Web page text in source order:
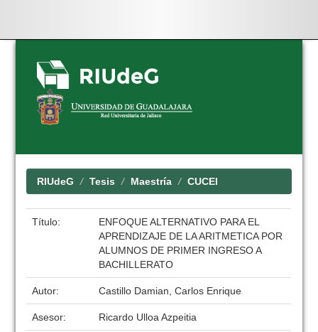
Skip
navigation
RIUdeG Tesis Maestría CUCEI
Título:
ENFOQUE ALTERNATIVO PARA EL
APRENDIZAJE DE LA ARITMETICA POR
ALUMNOS DE PRIMER INGRESO A
BACHILLERATO
Autor: Castillo Damian, Carlos Enrique
Asesor: Ricardo Ulloa Azpeitia